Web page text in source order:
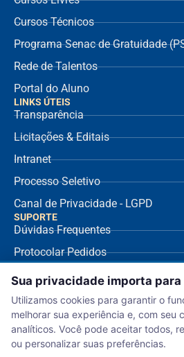
Cursos Técnicos
Programa Senac de Gratuidade
Rede de Talentos
Portal do Aluno
LINKS ÚTEIS
Transparência
Licitações & Editais
Intranet
Processo Seletivo
Canal de Privacidade - LGPD
SUPORTE
Dúvidas Frequentes
Protocolar Pedidos
Envio de NF Fornecedor
Ouvidoria
Aviso de Privacidade
Termo de Uso
Sua privacidade importa para
Utilizamos cookies para garantir o
melhorar sua experiência e, com seu
analíticos. Você pode aceitar todos,
ou personalizar suas preferências.